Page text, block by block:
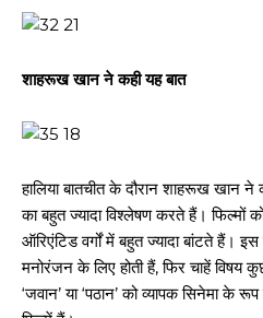
शाहरूख खान ने कही यह बात
​हालिया बातचीत के दौरान शाहरूख खान ने
का बहुत ज्यादा विश्लेषण करते हैं।
ऑरिएंटिड वर्गों में बहुत ज्यादा बांटते हैं।
मनोरंजन के लिए होती हैं, फिर चाहें विषय
‘जवान’ या ‘पठान’ को व्यापक सिनेमा